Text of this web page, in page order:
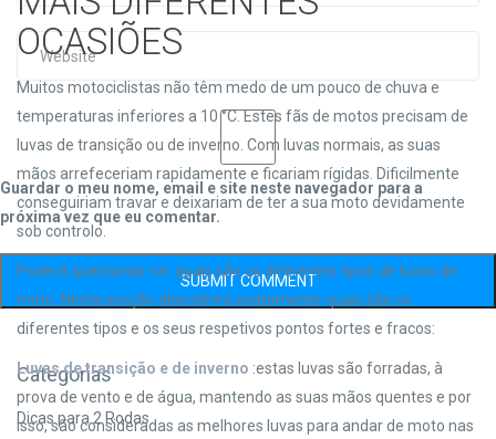
OCASIÕES
Muitos motociclistas não têm medo de um pouco de chuva e
temperaturas inferiores a 10 °C. Estes fãs de motos precisam de
luvas de transição ou de inverno. Com luvas normais, as suas
mãos arrefeceriam rapidamente e ficariam rígidas. Dificilmente
conseguiriam travar e deixariam de ter a sua moto devidamente
sob controlo.
Poderá questionar-se: quais são os diferentes tipos de luvas de
moto. Nesta secção descobrirá exatamente quais são os
diferentes tipos e os seus respetivos pontos fortes e fracos:
Luvas de transição e de inverno :estas luvas são forradas, à
prova de vento e de água, mantendo as suas mãos quentes e por
isso, são consideradas as melhores luvas para andar de moto nas
Guardar o meu nome, email e site neste navegador para a
próxima vez que eu comentar.
Categorias
Dicas para 2 Rodas